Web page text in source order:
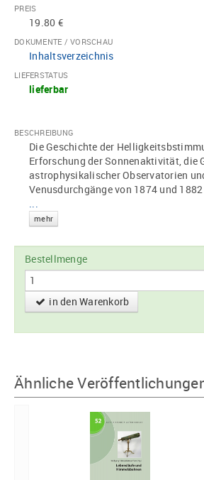
PREIS
19.80 €
DOKUMENTE / VORSCHAU
Inhaltsverzeichnis
LIEFERSTATUS
lieferbar
BESCHREIBUNG
Die Geschichte der
Erforschung der Sonnenaktivität, die
astrophysikalischer Observatorien
Venusdurchgänge von 1874 und
...
mehr
Bestellmenge
in den Warenkorb
Ähnliche